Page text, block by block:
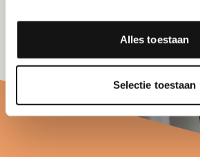
Alles toestaan
Selectie toestaan